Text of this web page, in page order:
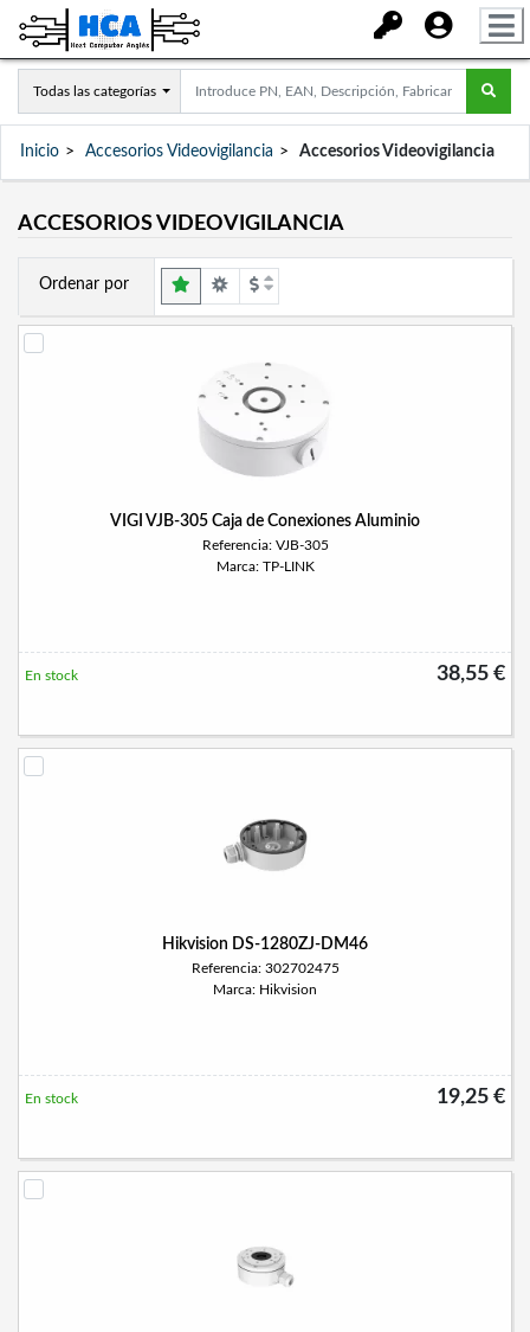
Todas las categorías
Inicio Accesorios Videovigilancia Accesorios Videovigilancia
ACCESORIOS VIDEOVIGILANCIA
Ordenar por
VIGI VJB-305 Caja de Conexiones Aluminio
Referencia: VJB-305
Marca: TP-LINK
38,55 €
En stock
Hikvision DS-1280ZJ-DM46
Referencia: 302702475
Marca: Hikvision
19,25 €
En stock